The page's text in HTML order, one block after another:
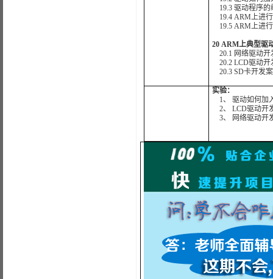
19.3 驱动程序的
19.4 ARM上进
19.5 ARM上进
20 ARM上典型驱
20.1 网络驱动开
20.2 LCD驱动开
20.3 SD卡开发
实验：
1、 驱动如何加
2、 LCD驱动开
3、 网络驱动开